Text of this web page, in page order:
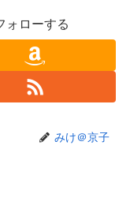
体質になってしまう
ニューアル！『こう
水をかけられビショ
機置き場がない
ォローする
みけ＠京子